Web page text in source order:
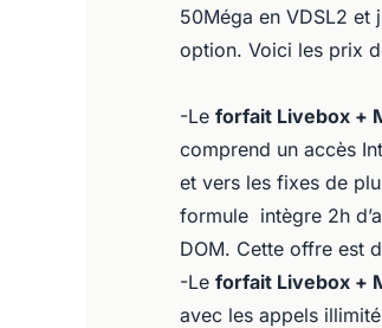
50Méga en VDSL2 et
option. Voici les prix
-Le forfait Livebox +
comprend un accès
et vers les fixes de
formule intègre 2h
DOM. Cette offre est
-Le forfait Livebox +
avec les appels